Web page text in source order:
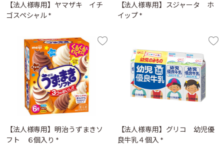
【法人様専用】ヤマザキ イチ
ゴスペシャル *
【法人様専用】スジャータ ホ
イップ *
【法人様専用】明治うずまきソ
フト ６個入り *
【法人様専用】グリコ 幼児優
良牛乳４個入 *